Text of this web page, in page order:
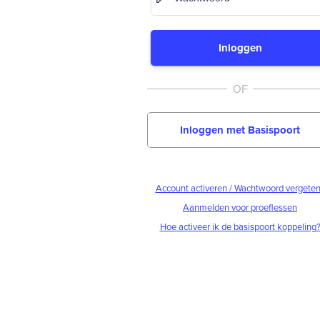
Inloggen
Inloggen met Basispoort
Account activeren / Wachtwoord
Aanmelden voor proeflessen
Hoe activeer ik de basispoort koppeling?